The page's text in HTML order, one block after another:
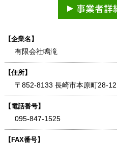
【企業名】
有限会社鳴滝
【住所】
〒852-8133 長崎市本原町28-12
【電話番号】
095-847-1525
【FAX番号】